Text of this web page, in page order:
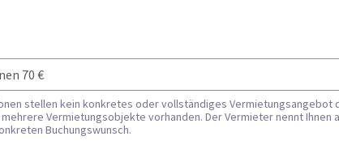
70 €
stellen kein konkretes oder vollständiges Vermietungsangebot
Vermietungsobjekte vorhanden. Der Vermieter nennt Ihnen
Buchungswunsch.